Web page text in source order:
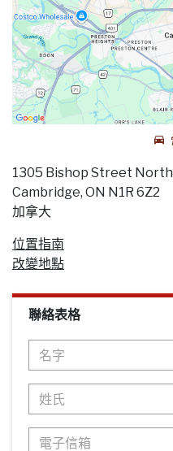
1305 Bishop Street North
Cambridge, ON N1R 6Z2
加拿大
位置指南
改變地點
聯絡表格